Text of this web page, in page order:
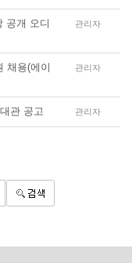
공개 오디
관리자
채용(에이
관리자
관 공고 관리자